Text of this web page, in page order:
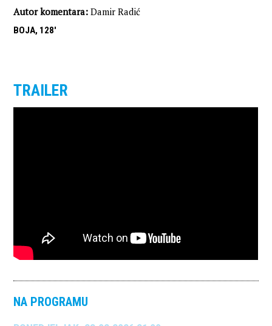
Autor komentara: Damir Radić
BOJA, 128'
TRAILER
NA PROGRAMU